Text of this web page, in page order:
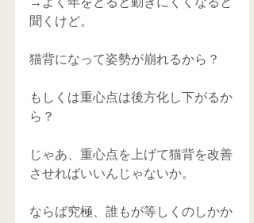
聞くけど。
猫背になって姿勢が崩れるから？
もしくは重心点は後方化し下がるか
ら？
じゃあ、重心点を上げて猫背を改善
させればいいんじゃないか。
ならば究極、誰もが等しくのしかか